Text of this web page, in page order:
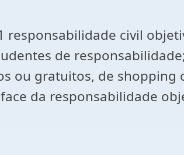
responsabilidade civil
de
ou gratuitos, de
da responsabilidade